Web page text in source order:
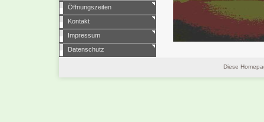
Öffnungszeiten
Kontakt
Impressum
Datenschutz
Diese